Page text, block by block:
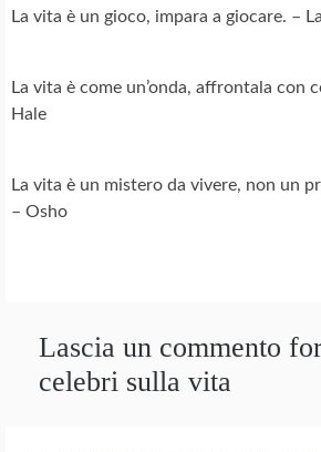
La vita è un gioco, impara a giocare. –
La vita è come un’onda, affrontala con
Hale
La vita è un mistero da vivere, non un
– Osho
Lascia un commento
celebri sulla vita